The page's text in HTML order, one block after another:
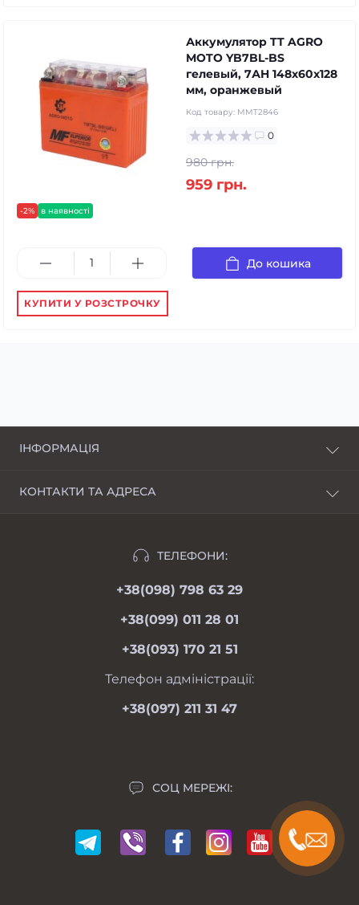
-2% в наявності
Аккумулятор TT AGRO
MOTO YB7BL-BS
гелевый, 7АH 148х60х128
мм, оранжевый
Код товару: MMT2846
0
980 грн.
959 грн.
До кошика
КУПИТИ У РОЗСТРОЧКУ
ІНФОРМАЦІЯ
Особистий кабінет
КОНТАКТИ ТА АДРЕСА
ТЕЛЕФОНИ:
+38(098) 798 63 29
+38(099) 011 28 01
+38(093) 170 21 51
Телефон адміністрації:
+38(097) 211 31 47
СОЦ МЕРЕЖІ: